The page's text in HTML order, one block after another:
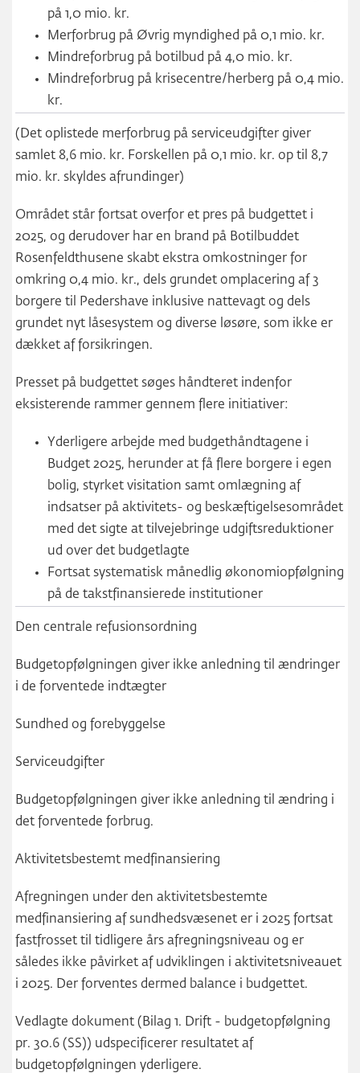
på 1,0 mio. kr.
Merforbrug på Øvrig myndighed på 0,1 mio. kr.
Mindreforbrug på botilbud på 4,0 mio. kr.
Mindreforbrug på krisecentre/herberg på 0,4 mio.
kr.
(Det oplistede merforbrug på serviceudgifter giver
samlet 8,6 mio. kr. Forskellen på 0,1 mio. kr. op til 8,7
mio. kr. skyldes afrundinger)
Området står fortsat overfor et pres på budgettet i
2025, og derudover har en brand på Botilbuddet
Rosenfeldthusene skabt ekstra omkostninger for
omkring 0,4 mio. kr., dels grundet omplacering af 3
borgere til Pedershave inklusive nattevagt og dels
grundet nyt låsesystem og diverse løsøre, som ikke er
dækket af forsikringen.
Presset på budgettet søges håndteret indenfor
eksisterende rammer gennem flere initiativer:
Yderligere arbejde med budgethåndtagene i
Budget 2025, herunder at få flere borgere i egen
bolig, styrket visitation samt omlægning af
indsatser på aktivitets- og beskæftigelsesområdet
med det sigte at tilvejebringe udgiftsreduktioner
ud over det budgetlagte
Fortsat systematisk månedlig økonomiopfølgning
på de takstfinansierede institutioner
Den centrale refusionsordning
Budgetopfølgningen giver ikke anledning til ændringer
i de forventede indtægter
Sundhed og forebyggelse
Serviceudgifter
Budgetopfølgningen giver ikke anledning til ændring i
det forventede forbrug.
Aktivitetsbestemt medfinansiering
Afregningen under den aktivitetsbestemte
medfinansiering af sundhedsvæsenet er i 2025 fortsat
fastfrosset til tidligere års afregningsniveau og er
således ikke påvirket af udviklingen i aktivitetsniveauet
i 2025. Der forventes dermed balance i budgettet.
Vedlagte dokument (Bilag 1. Drift - budgetopfølgning
pr. 30.6 (SS)) udspecificerer resultatet af
budgetopfølgningen yderligere.